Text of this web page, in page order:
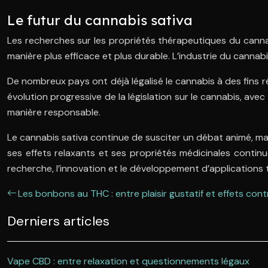
Le futur du cannabis sativa
Les recherches sur les propriétés thérapeutiques du
manière plus efficace et plus durable. L’industrie du
De nombreux pays ont déjà légalisé le cannabis à des fins
évolution progressive de la législation sur le cannabis,
manière responsable.
Le cannabis sativa continue de susciter un débat animé,
ses effets relaxants et ses propriétés médicinales
recherche, l’innovation et le développement
Les bonbons au THC : entre plaisir gustatif et effets
Derniers articles
Vape CBD : entre relaxation et questionnements légaux